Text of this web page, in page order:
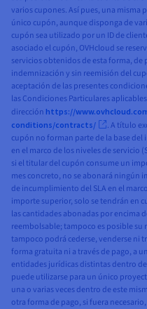
varios cupones. Así pues, una misma
único cupón, aunque disponga de
cupón sea utilizado por un ID de
asociado el cupón, OVHcloud se
servicios obtenidos de esta forma,
indemnización y sin reemisión del
aceptación de las presentes
las Condiciones Particulares
dirección https://
conditions/contracts/
. A título
cupón no forman parte de la base
en el marco de los niveles de servicio
si el titular del cupón consume un
mes concreto, no se abonará ningún
de incumplimiento del SLA en el
importe superior, solo se tendrán en
las cantidades abonadas por encima
reembolsable; tampoco es posible
tampoco podrá cederse, venderse ni
forma gratuita ni a través de pago, a
entidades jurídicas distintas dentro
puede utilizarse para un único
una o varias veces dentro de este
otra forma de pago, si fuera